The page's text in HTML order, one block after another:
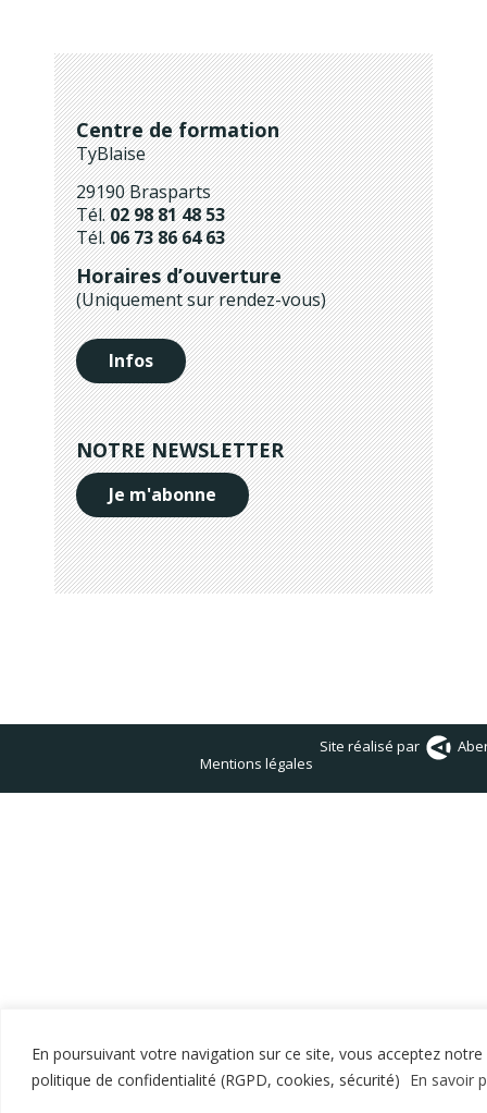
En poursuivant votre navigation sur ce site, vous acceptez notre
politique de confidentialité (RGPD, cookies, sécurité) En savoir
Centre de formation
TyBlaise
29190 Brasparts
Tél.02 98 81 48 53
Tél.06 73 86 64 63
Horaires d’ouverture
(Uniquement sur rendez-vous)
Infos
NOTRE NEWSLETTER
Je m'abonne
Mentions légales
Site réalisé par